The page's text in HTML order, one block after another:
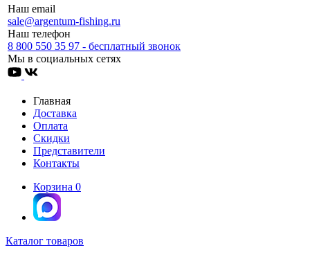
Наш email
sale@argentum-fishing.ru
Наш телефон
8 800 550 35 97 - бесплатный звонок
Мы в социальных сетях
Главная
Доставка
Оплата
Скидки
Представители
Контакты
Корзина 0
Каталог товаров